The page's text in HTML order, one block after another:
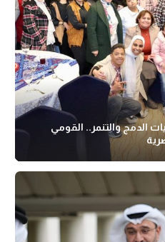
الدمج والتنمر.. القومي